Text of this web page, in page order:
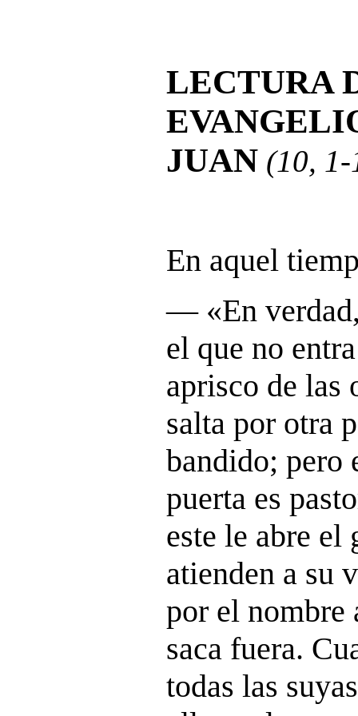
LECTURA
JUAN (10,
En aquel
― «En
el que no
aprisco de las
salta por otra
bandido; pero
puerta es
este le abre el
atienden a su
por el nombre
saca fuera.
todas las